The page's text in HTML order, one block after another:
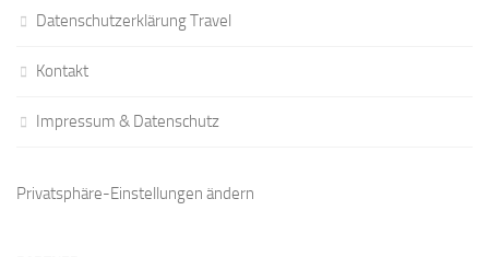
Datenschutzerklärung Travel
Kontakt
Impressum & Datenschutz
Privatsphäre-Einstellungen ändern